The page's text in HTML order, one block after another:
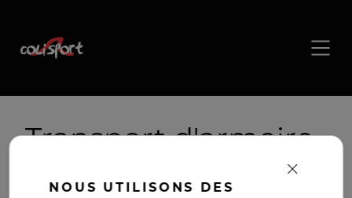
NOUS UTILISONS DES
Transport d'armoire ,
livraison d'armoire